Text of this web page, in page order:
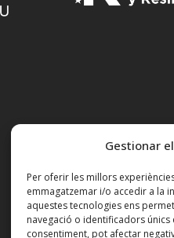
Gestionar
Per oferir les millors
emmagatzemar i/o accedir a la
aquestes tecnologies ens
navegació o identificadors
consentiment, pot afectar